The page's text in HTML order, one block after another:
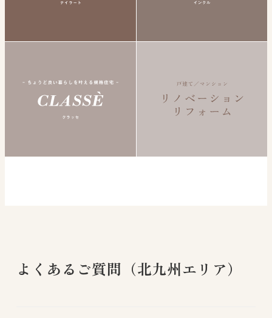
よくあるご質問（北九州エリア）